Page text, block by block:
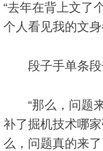
“去年在背上文了
个人看见我的文
段子手单条段
“那么，问题来
补了掘机技术哪
么，问题真的来